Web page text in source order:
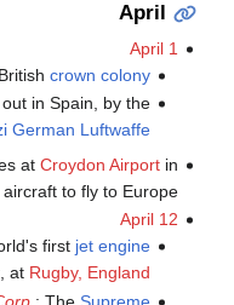
April
April 1
crown colony
in Spain, by the
German Luftwaffe
at Croydon Airportin
to fly to Europe.
April 12
first jet engine
at Rugby, England
: TheSupreme